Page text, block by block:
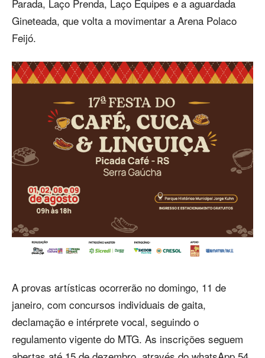
Parada, Laço Prenda, Laço Equipes e a aguardada
Gineteada, que volta a movimentar a Arena Polaco
Feijó.
A provas artísticas ocorrerão no domingo, 11 de
janeiro, com concursos individuais de gaita,
declamação e intérprete vocal, seguindo o
regulamento vigente do MTG. As inscrições seguem